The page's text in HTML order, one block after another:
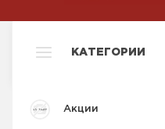
КАТЕГОРИИ
Акции